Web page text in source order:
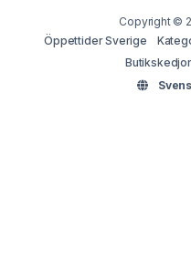
Copyright ©
Öppettider Sverige
Butikskedjor